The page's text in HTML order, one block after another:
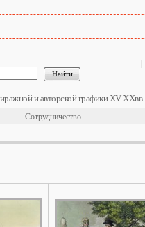
и авторской графики XV-XXвв.
Сотрудничество